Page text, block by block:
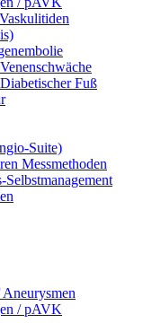
Fuß
Suite)
Messmethoden
/ pAVK